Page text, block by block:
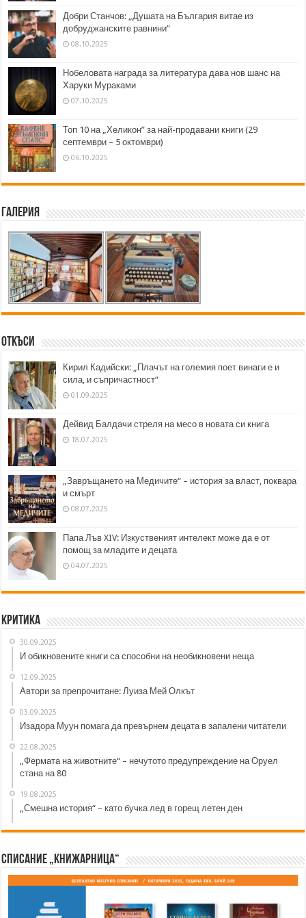
Добри Станчов: „Душата на България витае из
добруджанските равнини“
08.10.2025
Нобеловата награда за литература дава нов шанс на
Харуки Мураками
07.10.2025
Топ 10 на „Хеликон” за най-продавани книги (29
септември – 5 октомври)
06.10.2025
Галерия
Откъси
Кирил Кадийски: „Плачът на големия поет винаги е и
сила, и съпричастност“
01.09.2025
Дейвид Балдачи стреля на месо в новата си книга
18.07.2025
„Завръщането на Медичите“ – история за власт, поквара
и смърт
08.07.2025
Папа Лъв XIV: Изкуственият интелект може да е от
помощ за младите и децата
04.07.2025
Критика
30.09.2025
И обикновените книги са способни на необикновени неща
12.09.2025
Автори за препрочитане: Луиза Мей Олкът
03.09.2025
Изадора Муун помага да превърнем децата в запалени читатели
22.08.2025
„Фермата на животните“ – нечутото предупреждение на Оруел
стана на 80
19.08.2025
„Смешна история“ – като бучка лед в горещ летен ден
Списание „Книжарница“